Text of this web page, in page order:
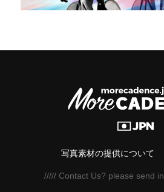
写真素材の提供について
///// Contact Us? please send in